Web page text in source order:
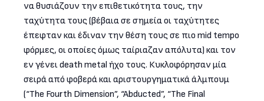
να θυσιάζουν την επιθετικότητα τους, την
ταχύτητα τους (βέβαια σε σημεία οι ταχύτητες
έπεφταν και έδιναν την θέση τους σε πιο mid tempo
φόρμες, οι οποίες όμως ταίριαζαν απόλυτα) και τον
εν γένει death metal ήχο τους. Κυκλοφόρησαν μία
σειρά από φοβερά και αριστουργηματικά άλμπουμ
(“The Fourth Dimension”, “Abducted”, “The Final